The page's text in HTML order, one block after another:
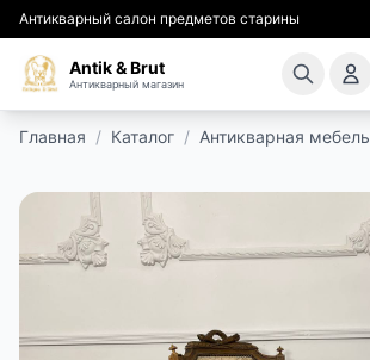
Антикварный салон предметов старины
Antik & Brut
Антикварный магазин
АРЕНДА МЕБЕЛИ
ПОДАРКИ
Главная / Каталог / Антикварная мебель